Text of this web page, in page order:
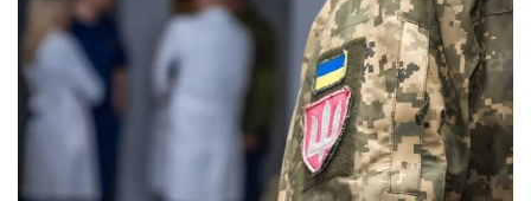
о
г
о
р
е
ж
и
м
у